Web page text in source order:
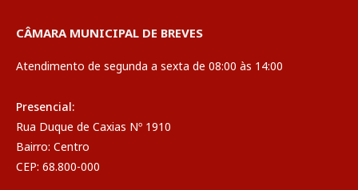
CÂMARA MUNICIPAL DE BREVES
Atendimento de segunda a sexta de 08:00 às 14:00
Presencial:
Rua Duque de Caxias Nº 1910
Bairro: Centro
CEP: 68.800-000